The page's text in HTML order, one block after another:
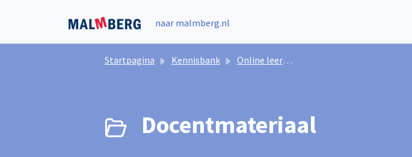
naar malmberg.nl
Startpagina Kennisbank Online leeromgeving Malmberg
Docentmateriaal